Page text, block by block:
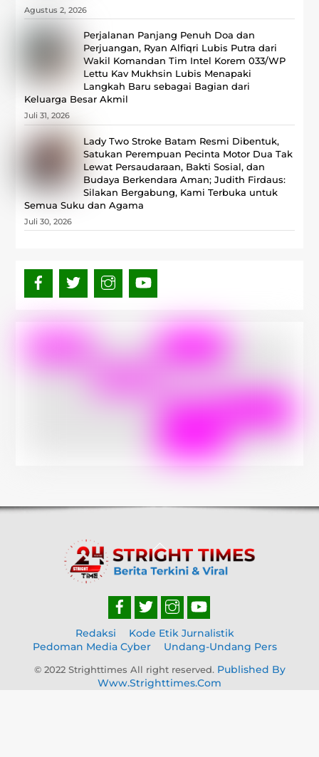
Agustus 2, 2026
Perjalanan Panjang Penuh Doa dan
Perjuangan, Ryan Alfiqri Lubis Putra dari
Wakil Komandan Tim Intel Korem 033/WP
Lettu Kav Mukhsin Lubis Menapaki
Langkah Baru sebagai Bagian dari
Keluarga Besar Akmil
Juli 31, 2026
Lady Two Stroke Batam Resmi Dibentuk,
Satukan Perempuan Pecinta Motor Dua Tak
Lewat Persaudaraan, Bakti Sosial, dan
Budaya Berkendara Aman; Judith Firdaus:
Silakan Bergabung, Kami Terbuka untuk
Semua Suku dan Agama
Juli 30, 2026
Back
To
Top
Redaksi
Kode Etik Jurnalistik
Pedoman Media Cyber
Undang-Undang Pers
© 2022 Strighttimes All right reserved. Published By
Www.strighttimes.com